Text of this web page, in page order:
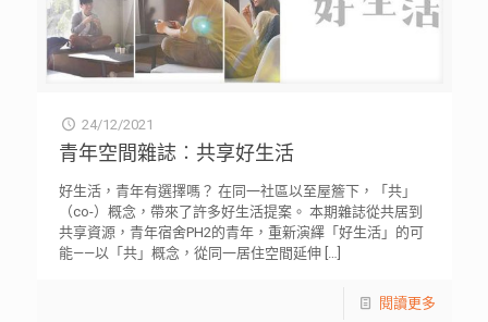
24/12/2021
青年空間雜誌︰共享好生活
好生活，青年有選擇嗎？ 在同一社區以至屋簷下，「共」
（co-）概念，帶來了許多好生活提案。 本期雜誌從共居到
共享資源，青年宿舍PH2的青年，重新演繹「好生活」的可
能——以「共」概念，從同一居住空間延伸[…]
閱讀更多